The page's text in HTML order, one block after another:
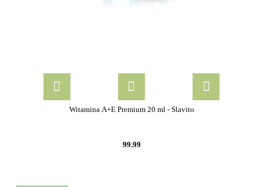
Witamina A+E Premium 20 ml - Slavito
99.99